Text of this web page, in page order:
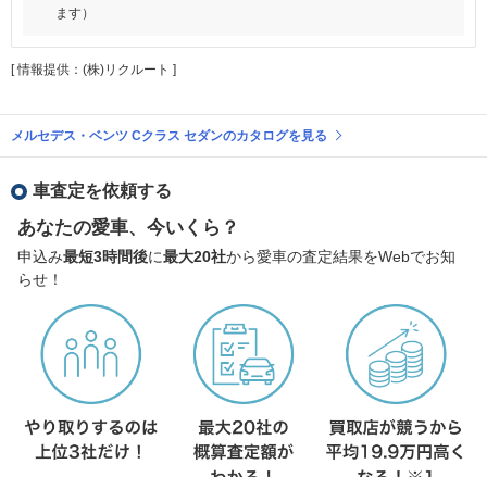
ます）
[ 情報提供：(株)リクルート ]
メルセデス・ベンツ Cクラス セダンのカタログを見る
車査定を依頼する
あなたの愛車、今いくら？
申込み最短3時間後に最大20社から愛車の査定結果をWebでお知
らせ！